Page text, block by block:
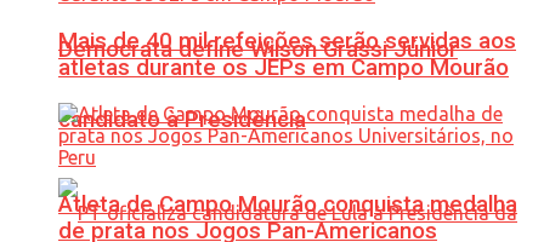
Democrata define Wilson Grassi Júnior
candidato à Presidência
Mais de 40 mil refeições serão servidas aos
atletas durante os JEPs em Campo Mourão
Atleta de Campo Mourão conquista medalha
de prata nos Jogos Pan-Americanos